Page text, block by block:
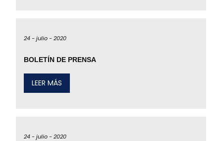
24 -julio -2020
BOLETÍN DE PRENSA
LEER MÁS
24 -julio -2020